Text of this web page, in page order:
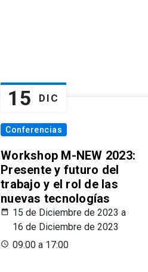
15 DIC
Conferencias
Workshop M-NEW 2023:
Presente y futuro del
trabajo y el rol de las
nuevas tecnologías
15 de Diciembre de 2023 a
16 de Diciembre de 2023
09:00 a 17:00